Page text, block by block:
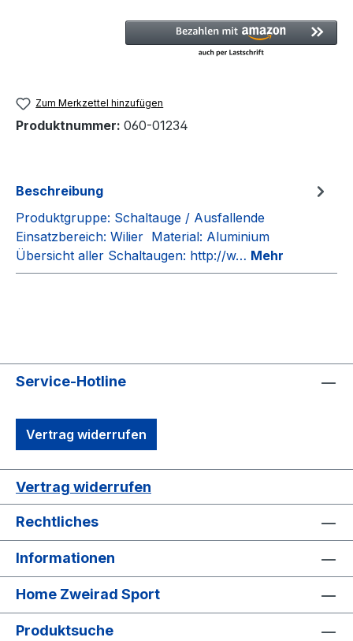
Zum Merkzettel hinzufügen
Produktnummer: 060-01234
Beschreibung
Produktgruppe: Schaltauge / Ausfallende
Einsatzbereich: Wilier Material: Aluminium
Übersicht aller Schaltaugen: http://w… Mehr
Service-Hotline
Vertrag widerrufen
Vertrag widerrufen
Rechtliches
Informationen
Home Zweirad Sport
Produktsuche